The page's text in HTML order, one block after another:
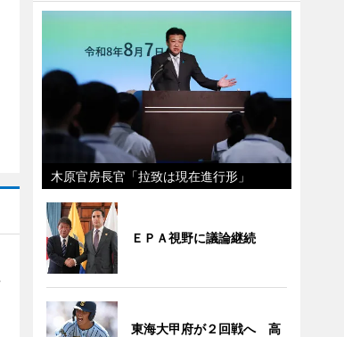
木原官房長官「拉致は現在進行形」
ＥＰＡ視野に議論継続
東海大甲府が２回戦へ 高